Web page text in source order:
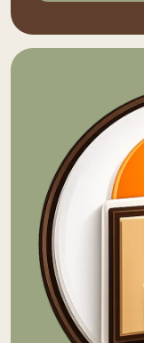
Политика